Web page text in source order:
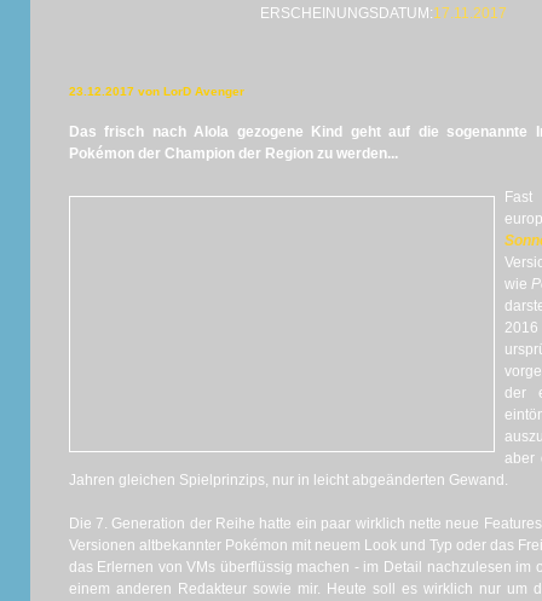
ERSCHEINUNGSDATUM:17.11.2017
23.12.2017 von LorD Avenger
Das frisch nach Alola gezogene Kind geht auf die sogenannte
Pokémon der Champion der Region zu werden...
wie
der
aber
Jahren gleichen Spielprinzips, nur in leicht abgeänderten Gewand.
Die 7. Generation der Reihe hatte ein paar wirklich nette neue
Versionen altbekannter Pokémon mit neuem Look und Typ oder das
das Erlernen von VMs überflüssig machen - im Detail nachzulesen im
einem anderen Redakteur sowie mir. Heute soll es wirklich nur um